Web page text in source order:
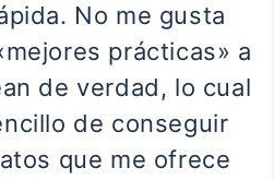
No me gusta
prácticas» a
de verdad, lo cual
de conseguir
que me ofrece